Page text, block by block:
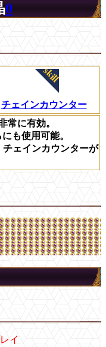
0
チェインカウンター
常に有効。
も使用可能。
チェインカウンターが
イ